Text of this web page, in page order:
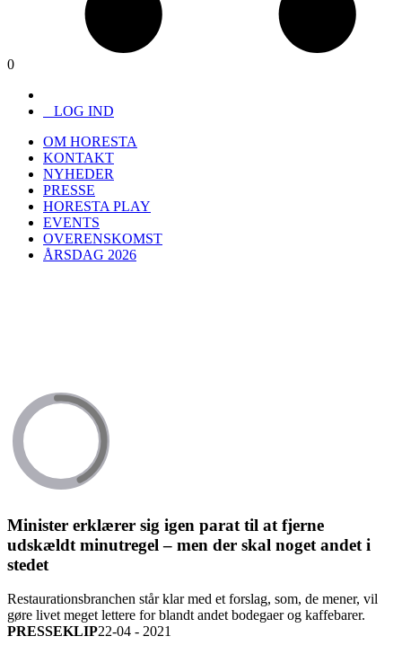
0
LOG IND
OM HORESTA
KONTAKT
NYHEDER
PRESSE
HORESTA PLAY
EVENTS
OVERENSKOMST
ÅRSDAG 2026
Minister erklærer sig igen parat til at fjerne
udskældt minutregel – men der skal noget andet i
stedet
Restaurationsbranchen står klar med et forslag, som, de mener, vil
gøre livet meget lettere for blandt andet bodegaer og kaffebarer.
PRESSEKLIP22-04 - 2021